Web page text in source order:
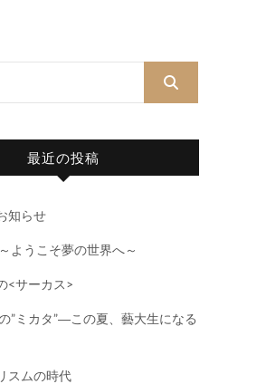
最近の投稿
知らせ
ようこそ夢の世界へ～
<サーカス>
”ミカタ”―この夏、藝大生になる
スムの時代